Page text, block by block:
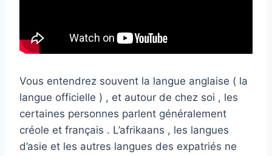
Vous entendrez souvent la langue anglaise ( la
langue officielle ) , et autour de chez soi , les
certaines personnes parlent généralement
créole et français . L’afrikaans , les langues
d’asie et les autres langues des expatriés ne